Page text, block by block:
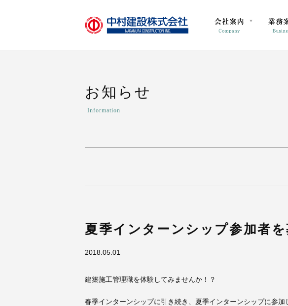
お知らせ
Information
夏季インターンシップ参加者
2018.05.01
建築施工管理職を体験してみませんか！？
春季インターンシップに引き続き、夏季インターンシップに参加